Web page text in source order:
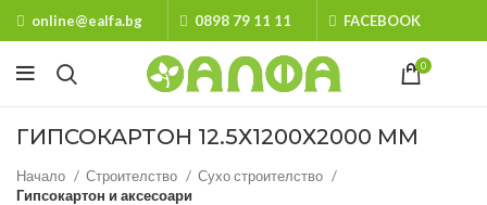
online@ealfa.bg 0898 79 11 11 FACEBOOK
0
ГИПСОКАРТОН 12.5Х1200Х2000 ММ
Начало Строителство
Сухо строителство
Гипсокартон и аксесоари